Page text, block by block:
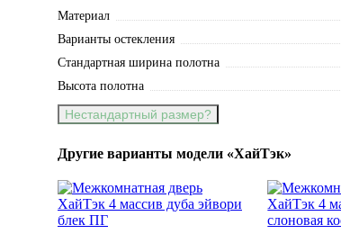
Материал
Варианты остекления
Стандартная ширина полотна
Высота полотна
Нестандартный размер?
Другие варианты модели «ХайТэк»